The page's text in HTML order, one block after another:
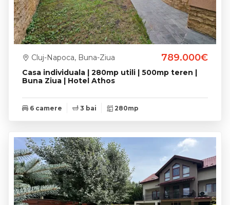
Casa individuala | 280mp utili | 500mp teren |
Buna Ziua | Hotel Athos
Cluj-Napoca, Buna-Ziua 789.000€
6 camere 3 bai 280mp